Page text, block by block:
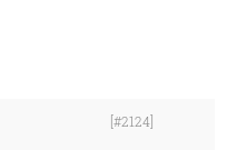
[#2124]